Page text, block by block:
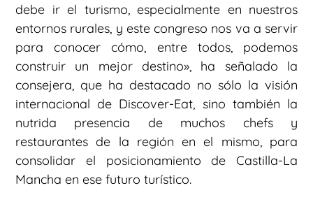
debe ir el turismo, especialmente en nuestros
entornos rurales, y este congreso nos va a servir
para conocer cómo, entre todos, podemos
construir un mejor destino», ha señalado la
consejera, que ha destacado no sólo la visión
internacional de Discover-Eat, sino también la
nutrida presencia de muchos chefs y
restaurantes de la región en el mismo, para
consolidar el posicionamiento de Castilla-La
Mancha en ese futuro turístico.